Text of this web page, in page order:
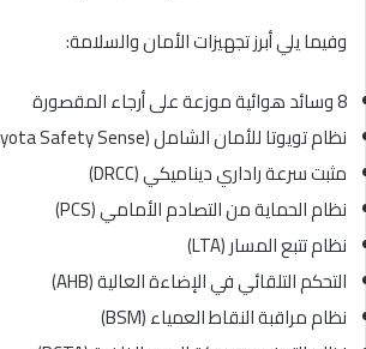
وفيما يلي أبرز تجهيزات الأمان والسلامة:
8 وسائد هوائية موزعة على أرجاء المقصورة
نظام تويوتا للأمان الشامل (Toyota Safety Sense)
مثبت سرعة راداري ديناميكي (DRCC)
نظام الحماية من التصادم الأمامي (PCS)
نظام تتبع المسار (LTA)
التحكم التلقائي في الإضاءة العالية (AHB)
نظام مراقبة النقاط العمياء (BSM)